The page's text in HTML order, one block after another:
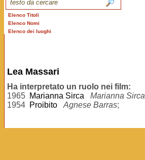
Elenco Titoli
Elenco Nomi
Elenco dei luoghi
Lea Massari
Ha interpretato un ruolo nei film:
1965 Marianna Sirca Marianna Sirca
1954 Proibito Agnese Barras;